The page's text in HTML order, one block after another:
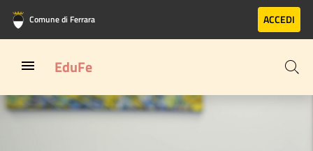
Vai al contenuto principale
Vai al footer
Comune di Ferrara ACCEDI
EduFe